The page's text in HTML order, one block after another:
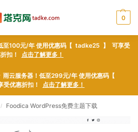
0
至100元/年 使用优惠码【 tadke25 】 可享受
扣！
点击了解更多！
雨云服务器！低至299元/年 使用优惠码【
优惠折扣！ 点击了解更多！
/ Foodica WordPress免费主题下载